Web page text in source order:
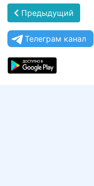
Предыдущий
Телеграм канал